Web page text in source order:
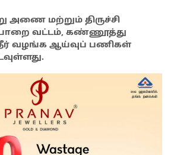
மற்றும் திருச்சி
வட்டம், கண்ணூத்து
வழங்க ஆய்வுப் பணிகள்